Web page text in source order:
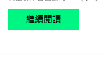
繼續閱讀